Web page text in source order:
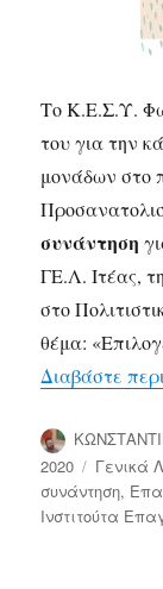
Το Κ.Ε.Σ.Υ.
του για την
μονάδων στο
συνάντηση
ΓΕ.Λ. Ιτέας,
στο
θέμα:
Διαβάστε
Συντάκτης
2020
Γενικά
συνάντηση,
Ινστιτούτα